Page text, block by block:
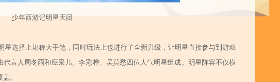
少年西游记明星天团
星选择上堪称大手笔，同时玩法上也进行了全新升级，让明星直接参与到游戏
言人周冬雨和应采儿、李彩桦、吴莫愁四位人气明星组成。明星阵容不仅横
。